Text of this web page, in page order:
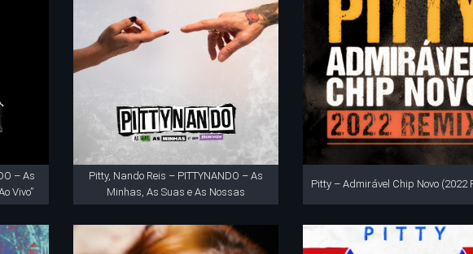
– As
Vivo”
Pitty, Nando Reis – PITTYNANDO – As
Minhas, As Suas e As Nossas
Pitty – Admirável Chip Novo (2022